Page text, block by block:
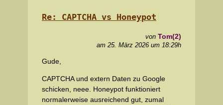
Re: CAPTCHA vs Honeypot
von Tom(2)
am 25. März 2026 um 18:29h
Gude,
CAPTCHA und extern Daten zu Google
schicken, neee. Honeypot funktioniert
normalerweise ausreichend gut, zumal